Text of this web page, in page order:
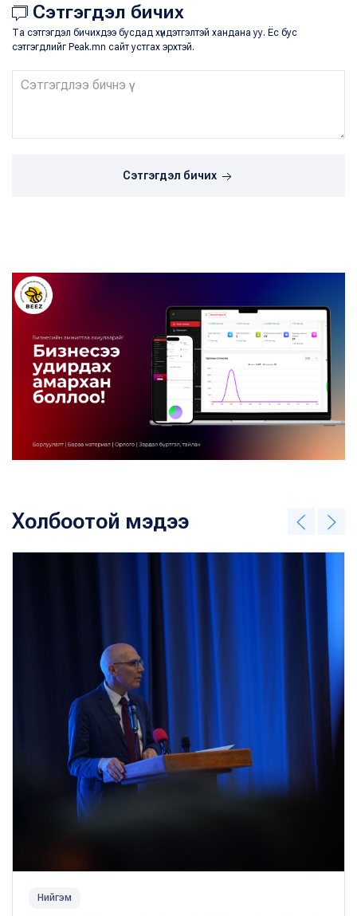
Сэтгэгдэл бичих
Та сэтгэгдэл бичихдээ бусдад хүндэтгэлтэй хандана уу. Ёс бус
сэтгэгдлийг Peak.mn сайт устгах эрхтэй.
Сэтгэгдэл бичих
Холбоотой мэдээ
Нийгэм